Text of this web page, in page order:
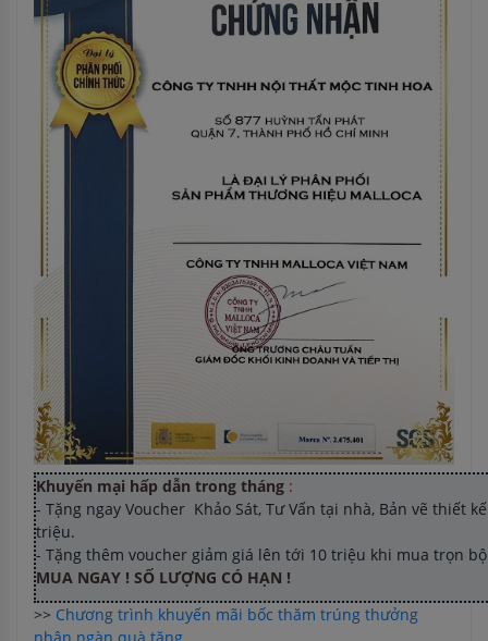
Khuyến mại hấp dẫn trong tháng :
- Tặng ngay Voucher Khảo Sát, Tư Vấn tại nhà, Bản vẽ thiết
triệu.
- Tặng thêm voucher giảm giá lên tới 10 triệu khi mua trọn
MUA NGAY ! SỐ LƯỢNG CÓ HẠN !
>> Chương trình khuyến mãi bốc thăm trúng thưởng